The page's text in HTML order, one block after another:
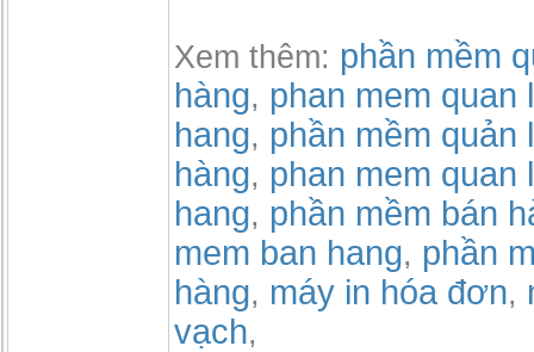
Xem thêm: phần mềm
hàng, phan mem quan
hang, phần mềm quản
hàng, phan mem quan
hang, phần mềm bán
mem ban hang, phần
hàng, máy in hóa đơn,
vạch,